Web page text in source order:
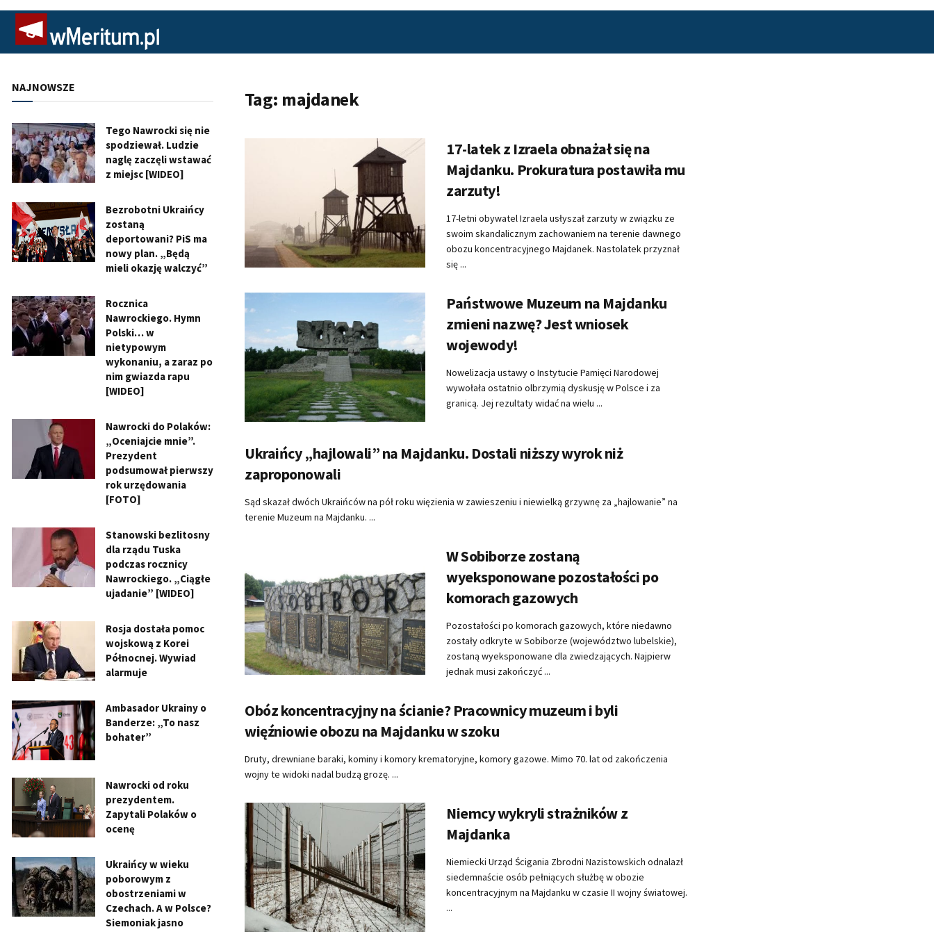
Tag: majdanek
17-latek z Izraela obnażał się na
Majdanku. Prokuratura postawiła mu
zarzuty!
17-letni obywatel Izraela usłyszał zarzuty w związku ze
swoim skandalicznym zachowaniem na terenie dawnego
obozu koncentracyjnego Majdanek. Nastolatek przyznał
się ...
Państwowe Muzeum na Majdanku
zmieni nazwę? Jest wniosek
wojewody!
Nowelizacja ustawy o Instytucie Pamięci Narodowej
wywołała ostatnio olbrzymią dyskusję w Polsce i za
granicą. Jej rezultaty widać na wielu ...
Ukraińcy „hajlowali” na Majdanku. Dostali niższy wyrok niż
zaproponowali
Sąd skazał dwóch Ukraińców na pół roku więzienia w zawieszeniu i niewielką grzywnę za „hajlowanie” na
terenie Muzeum na Majdanku. ...
W Sobiborze zostaną
wyeksponowane pozostałości po
komorach gazowych
Pozostałości po komorach gazowych, które niedawno
zostały odkryte w Sobiborze (województwo lubelskie),
zostaną wyeksponowane dla zwiedzających. Najpierw
jednak musi zakończyć ...
Obóz koncentracyjny na ścianie? Pracownicy muzeum i byli
więźniowie obozu na Majdanku w szoku
Druty, drewniane baraki, kominy i komory krematoryjne, komory gazowe. Mimo 70. lat od zakończenia
wojny te widoki nadal budzą grozę. ...
Niemcy wykryli strażników z
Majdanka
Niemiecki Urząd Ścigania Zbrodni Nazistowskich odnalazł
siedemnaście osób pełniących służbę w obozie
koncentracyjnym na Majdanku w czasie II wojny światowej.
...
NAJNOWSZE
Tego Nawrocki się nie
spodziewał. Ludzie
naglę zaczęli wstawać
z miejsc [WIDEO]
Bezrobotni Ukraińcy
zostaną
deportowani? PiS ma
nowy plan. „Będą
mieli okazję walczyć”
Rocznica
Nawrockiego. Hymn
Polski… w
nietypowym
wykonaniu, a zaraz po
nim gwiazda rapu
[WIDEO]
Nawrocki do Polaków:
„Oceniajcie mnie”.
Prezydent
podsumował pierwszy
rok urzędowania
[FOTO]
Stanowski bezlitosny
dla rządu Tuska
podczas rocznicy
Nawrockiego. „Ciągłe
ujadanie” [WIDEO]
Rosja dostała pomoc
wojskową z Korei
Północnej. Wywiad
alarmuje
Ambasador Ukrainy o
Banderze: „To nasz
bohater”
Nawrocki od roku
prezydentem.
Zapytali Polaków o
ocenę
Ukraińcy w wieku
poborowym z
obostrzeniami w
Czechach. A w Polsce?
Siemoniak jasno